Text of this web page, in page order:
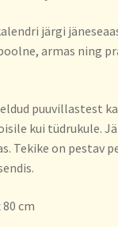
järgi
armas ning
puuvillastest
kui tüdrukule.
Tekike on pestav
cm